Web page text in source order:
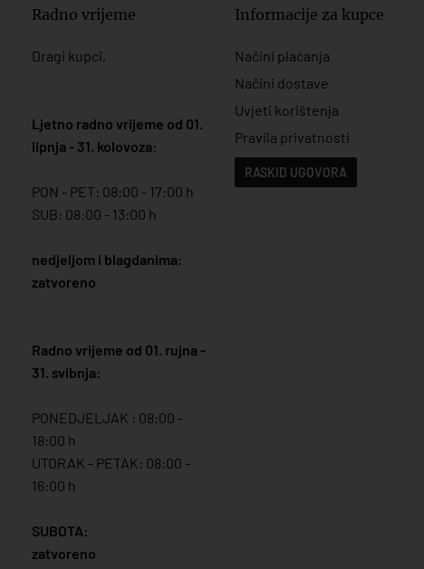
Radno vrijeme
Dragi kupci,
Ljetno radno vrijeme od 01.
lipnja - 31. kolovoza:
PON - PET: 08:00 - 17:00 h
SUB: 08:00 - 13:00 h
nedjeljom i blagdanima:
zatvoreno
Radno vrijeme od 01. rujna -
31. svibnja:
PONEDJELJAK : 08:00 -
18:00 h
UTORAK - PETAK: 08:00 -
16:00 h
SUBOTA:
zatvoreno
Informacije za kupce
Načini plaćanja
Načini dostave
Uvjeti korištenja
Pravila privatnosti
RASKID UGOVORA